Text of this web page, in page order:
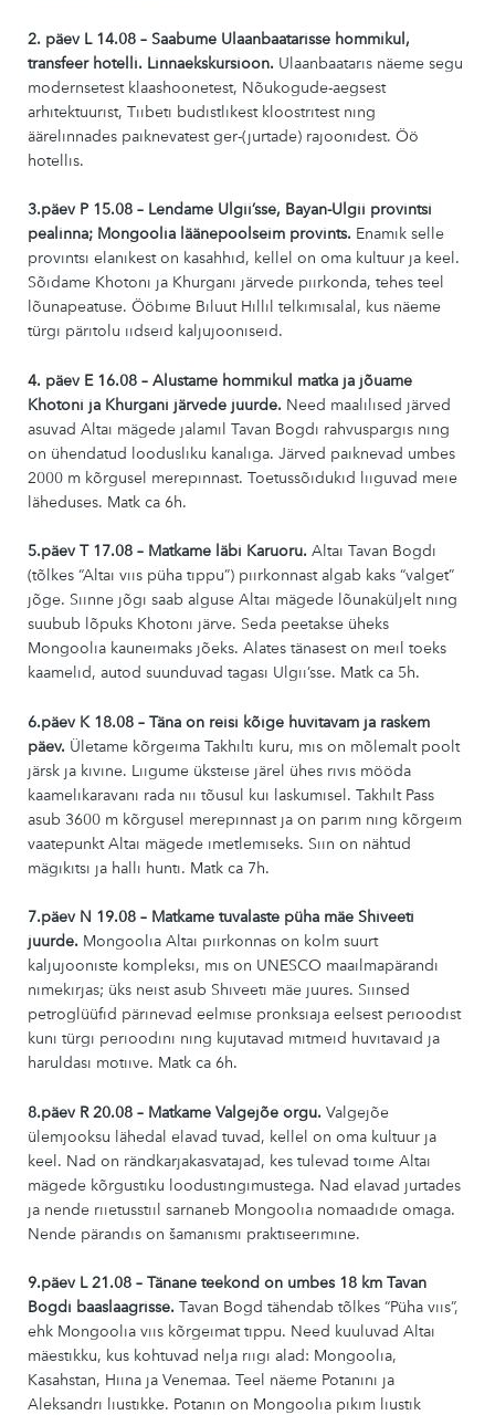
2. päev L 14.08 – Saabume Ulaanbaatarisse hommikul,
transfeer hotelli. Linnaekskursioon. Ulaanbaataris näeme segu
modernsetest klaashoonetest, Nõukogude-aegsest
arhitektuurist, Tiibeti budistlikest kloostritest ning
äärelinnades paiknevatest ger-(jurtade) rajoonidest. Öö
hotellis.
3.päev P 15.08 – Lendame Ulgii’sse, Bayan-Ulgii provintsi
pealinna; Mongoolia läänepoolseim provints. Enamik selle
provintsi elanikest on kasahhid, kellel on oma kultuur ja keel.
Sõidame Khotoni ja Khurgani järvede piirkonda, tehes teel
lõunapeatuse. Ööbime Biluut Hillil telkimisalal, kus näeme
türgi päritolu iidseid kaljujooniseid.
4. päev E 16.08 – Alustame hommikul matka ja jõuame
Khotoni ja Khurgani järvede juurde. Need maalilised järved
asuvad Altai mägede jalamil Tavan Bogdi rahvuspargis ning
on ühendatud loodusliku kanaliga. Järved paiknevad umbes
2000 m kõrgusel merepinnast. Toetussõidukid liiguvad meie
läheduses. Matk ca 6h.
5.päev T 17.08 – Matkame läbi Karuoru. Altai Tavan Bogdi
(tõlkes “Altai viis püha tippu”) piirkonnast algab kaks “valget”
jõge. Siinne jõgi saab alguse Altai mägede lõunaküljelt ning
suubub lõpuks Khotoni järve. Seda peetakse üheks
Mongoolia kauneimaks jõeks. Alates tänasest on meil toeks
kaamelid, autod suunduvad tagasi Ulgii’sse. Matk ca 5h.
6.päev K 18.08 – Täna on reisi kõige huvitavam ja raskem
päev. Ületame kõrgeima Takhilti kuru, mis on mõlemalt poolt
järsk ja kivine. Liigume üksteise järel ühes rivis mööda
kaamelikaravani rada nii tõusul kui laskumisel. Takhilt Pass
asub 3600 m kõrgusel merepinnast ja on parim ning kõrgeim
vaatepunkt Altai mägede imetlemiseks. Siin on nähtud
mägikitsi ja halli hunti. Matk ca 7h.
7.päev N 19.08 – Matkame tuvalaste püha mäe Shiveeti
juurde. Mongoolia Altai piirkonnas on kolm suurt
kaljujooniste kompleksi, mis on UNESCO maailmapärandi
nimekirjas; üks neist asub Shiveeti mäe juures. Siinsed
petroglüüfid pärinevad eelmise pronksiaja eelsest perioodist
kuni türgi perioodini ning kujutavad mitmeid huvitavaid ja
haruldasi motiive. Matk ca 6h.
8.päev R 20.08 – Matkame Valgejõe orgu. Valgejõe
ülemjooksu lähedal elavad tuvad, kellel on oma kultuur ja
keel. Nad on rändkarjakasvatajad, kes tulevad toime Altai
mägede kõrgustiku loodustingimustega. Nad elavad jurtades
ja nende riietusstiil sarnaneb Mongoolia nomaadide omaga.
Nende pärandis on šamanismi praktiseerimine.
9.päev L 21.08 – Tänane teekond on umbes 18 km Tavan
Bogdi baaslaagrisse. Tavan Bogd tähendab tõlkes “Püha viis”,
ehk Mongoolia viis kõrgeimat tippu. Need kuuluvad Altai
mäestikku, kus kohtuvad nelja riigi alad: Mongoolia,
Kasahstan, Hiina ja Venemaa. Teel näeme Potanini ja
Aleksandri liustikke. Potanin on Mongoolia pikim liustik